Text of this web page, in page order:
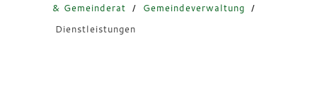
& Gemeinderat
/ Gemeindeverwaltung
/
Dienstleistungen